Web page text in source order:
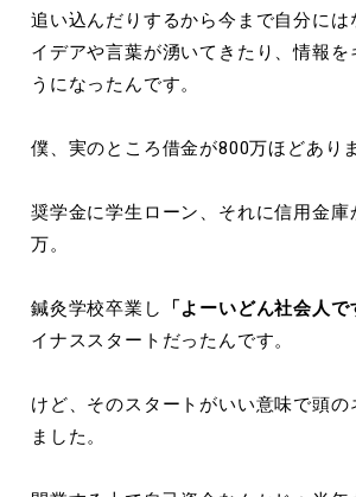
追い込んだりするから今まで自分には
イデアや言葉が湧いてきたり、情報を
うになったんです。
僕、実のところ借金が800万ほどあり
奨学金に学生ローン、それに信用金庫
万。
鍼灸学校卒業し 「よーいどん社会人で
イナススタートだったんです。
けど、そのスタートがいい意味で頭の
ました。